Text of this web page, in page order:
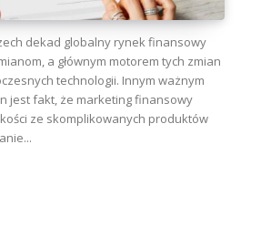
dekad globalny rynek finansowy
a głównym motorem tych zmian
technologii. Innym ważnym
jest fakt, że marketing finansowy
ze skomplikowanych produktów